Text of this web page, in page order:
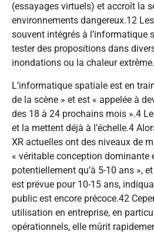
(essayages virtuels) et accroît la
environnements dangereux.12
souvent intégrés à l’informatique
tester des propositions dans
inondations ou la chaleur extrême.
L’informatique spatiale est en
de la scène » et est « appelée à
des 18 à 24 prochains mois ».4
et la mettent déjà à l’échelle.4
XR actuelles ont des niveaux de
« véritable conception dominante
potentiellement qu’à 5-10 ans »,
est prévue pour 10-15 ans,
public est encore précoce.42
utilisation en entreprise, en
opérationnels, elle mûrit